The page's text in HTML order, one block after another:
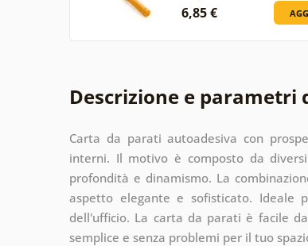
6,85 €
Descrizione e parametri
Carta da parati autoadesiva con
interni. Il motivo è composto da
profondità e dinamismo. La
aspetto elegante e sofisticato.
dell'ufficio. La carta da parati è facile
semplice e senza problemi per il tuo